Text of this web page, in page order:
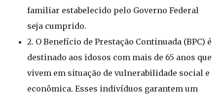
familiar estabelecido pelo Governo Federal
seja cumprido.
2. O Benefício de Prestação Continuada (BPC) é
destinado aos idosos com mais de 65 anos que
vivem em situação de vulnerabilidade social e
econômica. Esses indivíduos garantem um